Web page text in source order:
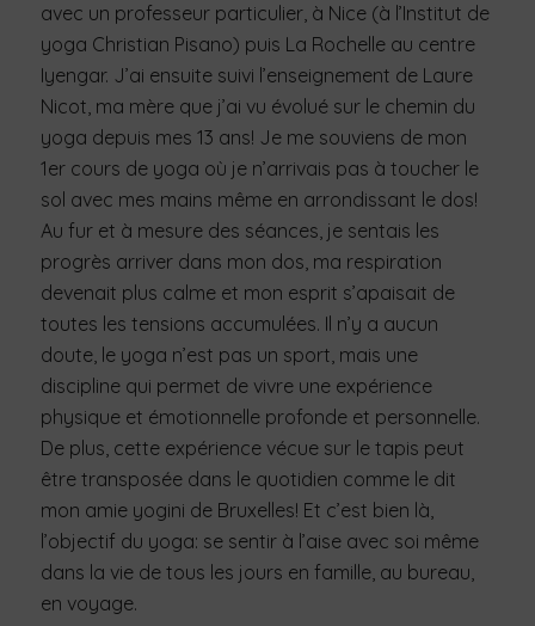
avec un professeur particulier, à Nice (à l’Institut de
yoga Christian Pisano) puis La Rochelle au centre
Iyengar. J’ai ensuite suivi l’enseignement de Laure
Nicot, ma mère que j’ai vu évolué sur le chemin du
yoga depuis mes 13 ans! Je me souviens de mon
1er cours de yoga où je n’arrivais pas à toucher le
sol avec mes mains même en arrondissant le dos!
Au fur et à mesure des séances, je sentais les
progrès arriver dans mon dos, ma respiration
devenait plus calme et mon esprit s’apaisait de
toutes les tensions accumulées. Il n’y a aucun
doute, le yoga n’est pas un sport, mais une
discipline qui permet de vivre une expérience
physique et émotionnelle profonde et personnelle.
De plus, cette expérience vécue sur le tapis peut
être transposée dans le quotidien comme le dit
mon amie yogini de Bruxelles! Et c’est bien là,
l’objectif du yoga: se sentir à l’aise avec soi même
dans la vie de tous les jours en famille, au bureau,
en voyage.